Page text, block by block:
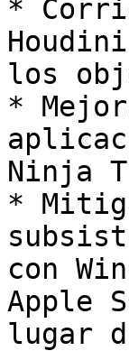
*
los
*
Ninja
*
con
Apple
lugar